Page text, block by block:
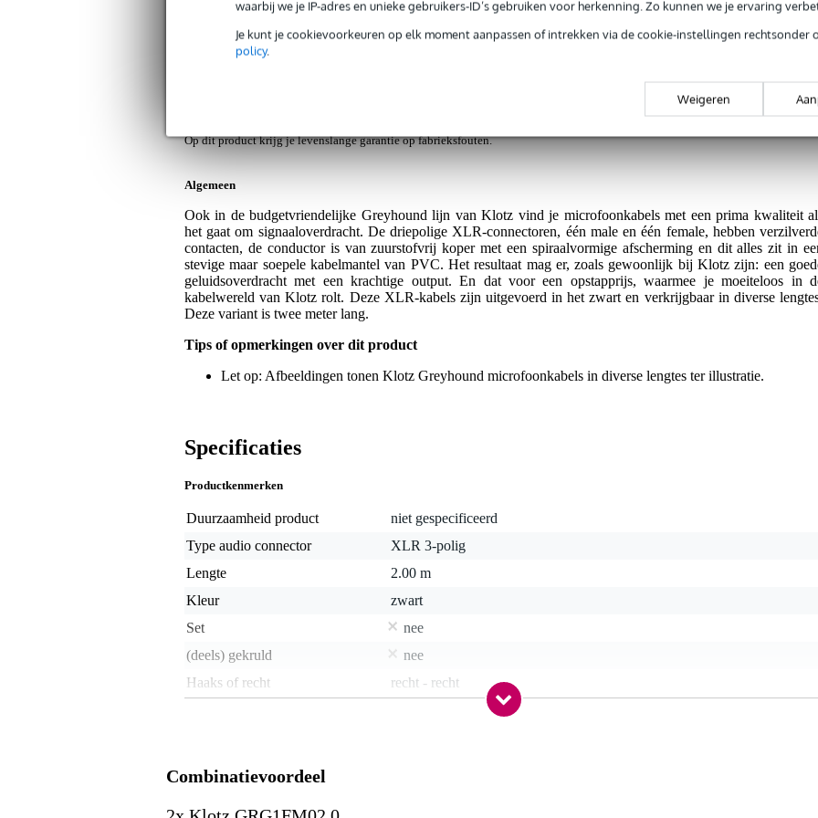
waarbij we je IP-adres en unieke gebruikers-ID’s gebruiken voor herkenning. Zo kunnen we je ervaring
Je kunt je cookievoorkeuren op elk moment aanpassen of intrekken via de cookie-instellingen rechtsonder
policy.
Weigeren
Klotz GRG1FM02.0 Greyhound XLR microfoonkabel met metalen connectoren 2m
9000-0072-0362
Op dit product krijg je levenslange garantie op fabrieksfouten.
Algemeen
Ook in de budgetvriendelijke Greyhound lijn van Klotz vind je microfoonkabels met een prima kwaliteit
het gaat om signaaloverdracht. De driepolige XLR-connectoren, één male en één female, hebben
contacten, de conductor is van zuurstofvrij koper met een spiraalvormige afscherming en dit alles zit in
stevige maar soepele kabelmantel van PVC. Het resultaat mag er, zoals gewoonlijk bij Klotz zijn: een
geluidsoverdracht met een krachtige output. En dat voor een opstapprijs, waarmee je moeiteloos in
kabelwereld van Klotz rolt. Deze XLR-kabels zijn uitgevoerd in het zwart en verkrijgbaar in diverse
Deze variant is twee meter lang.
Tips of opmerkingen over dit product
Let op: Afbeeldingen tonen Klotz Greyhound microfoonkabels in diverse lengtes ter illustratie.
Specificaties
Productkenmerken
Duurzaamheid product
niet gespecificeerd
Type audio connector
XLR 3-polig
Lengte
2.00 m
Kleur
zwart
Set
nee
(deels) gekruld
nee
Haaks of recht
recht - recht
Afmeting(incl. verpakking)
Combinatievoordeel